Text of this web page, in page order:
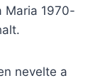
Maria 1970-
nevelte a